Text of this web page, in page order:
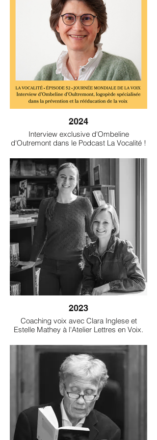
2024
Interview exclusive d'Ombeline
d'Outremont dans le Podcast La Vocalité !
2023
Coaching voix avec Clara Inglese et
Estelle Mathey à l'Atelier Lettres en Voix.